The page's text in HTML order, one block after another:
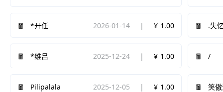
*开任 2026-01-14 1.00 .失
*维吕 2025-12-24 1.00 /
Pilipalala 2025-12-05 1.00 笑